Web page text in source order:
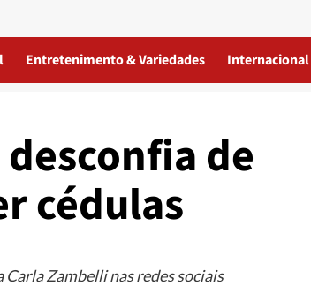
Entretenimento & Variedades Internacional
de
cédulas
Zambelli nas redes sociais